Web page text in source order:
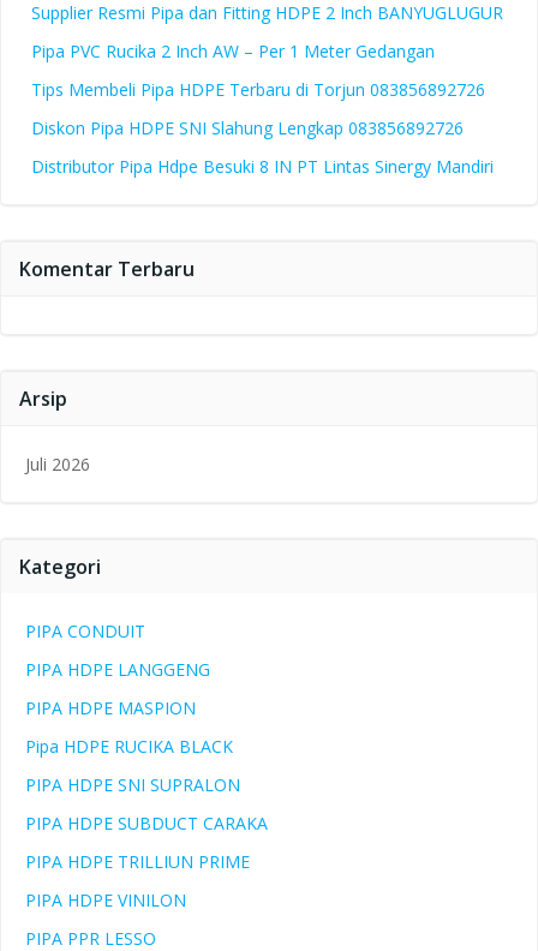
Supplier Resmi Pipa dan Fitting HDPE 2 Inch BANYUGLUGUR
Pipa PVC Rucika 2 Inch AW – Per 1 Meter Gedangan
Tips Membeli Pipa HDPE Terbaru di Torjun 083856892726
Diskon Pipa HDPE SNI Slahung Lengkap 083856892726
Distributor Pipa Hdpe Besuki 8 IN PT Lintas Sinergy Mandiri
Komentar Terbaru
Arsip
Juli 2026
Kategori
PIPA CONDUIT
PIPA HDPE LANGGENG
PIPA HDPE MASPION
Pipa HDPE RUCIKA BLACK
PIPA HDPE SNI SUPRALON
PIPA HDPE SUBDUCT CARAKA
PIPA HDPE TRILLIUN PRIME
PIPA HDPE VINILON
PIPA PPR LESSO